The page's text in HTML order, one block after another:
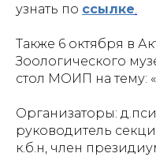
узнать по ссылке.
Также 6 октября в
Зоологического
стол МОИП на тему:
Организаторы:
руководитель
к.б.н, член